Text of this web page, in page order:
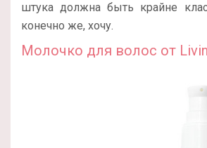
штука должна быть крайне
конечно же, хочу.
Молочко для волос от